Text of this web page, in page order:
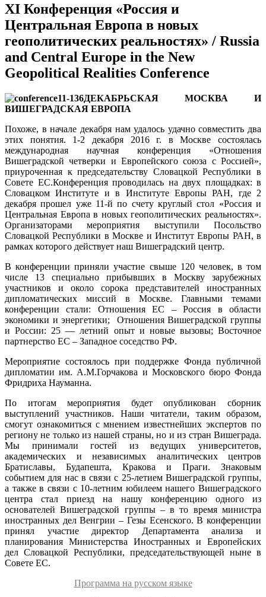
XI Конференция «Россия и
Центральная Европа в новых
геополитических реальностях» / Russia
and Central Europe in the New
Geopolitical Realities Conference
ДЕКАБРЬСКАЯ МОСКВА И
ВИШЕГРАДСКАЯ ЕВРОПА
Похоже, в начале декабря нам удалось удачно совместить два
этих понятия. 1-2 декабря 2016 г. в Москве состоялась
международная научная конференция «Отношения
Вишеградской четверки и Европейского союза с Россией»,
приуроченная к председательству Словацкой Республики в
Совете ЕС.Конференция проводилась на двух площадках: в
Словацком Институте и в Институте Европы РАН, где 2
декабря прошел уже 11-й по счету круглый стол «Россия и
Центральная Европа в новых геополитических реальностях».
Организаторами мероприятия выступили Посольство
Словацкой Республики в Москве и Институт Европы РАН, в
рамках которого действует наш Вишеградский центр.
В конференции приняли участие свыше 120 человек, в том
числе 13 специально прибывших в Москву зарубежных
участников и около сорока представителей иностранных
дипломатических миссий в Москве. Главными темами
конференции стали: Отношения ЕС – Россия в области
экономики и энергетики; Отношения Вишеградской группы
и России: 25 — летний опыт и новые вызовы; Восточное
партнерство ЕС – Западное соседство РФ.
Мероприятие состоялось при поддержке Фонда публичной
дипломатии им. А.М.Горчакова и Московского бюро Фонда
Фридриха Науманна.
По итогам мероприятия будет опубликован сборник
выступлений участников. Наши читатели, таким образом,
смогут ознакомиться с мнением известнейших экспертов по
региону не только из нашей страны, но и из стран Вишеграда.
Мы принимали гостей из ведущих университетов,
академических и независимых аналитических центров
Братиславы, Будапешта, Кракова и Праги. Знаковым
событием для нас в связи с 25-летием Вишеградской группы,
а также в связи с 10-летним юбилеем нашего Вишеградского
центра стал приезд на нашу конференцию одного из
основателей Вишеградской группы – в то время министра
иностранных дел Венгрии – Гезы Есенского. В конференции
принял участие директор Департамента анализа и
планирования Министерства Иностранных и Европейских
дел Словацкой Республики, председательствующей ныне в
Совете ЕС.
Программа на русском языке